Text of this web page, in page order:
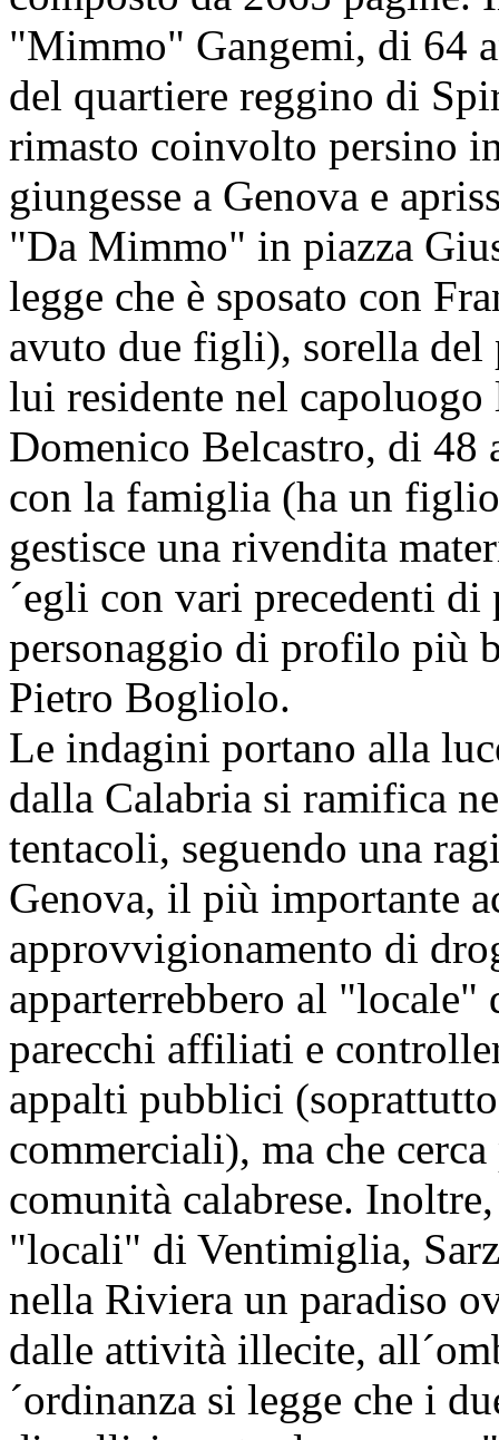
"Mimmo" Gangemi, di 64
del quartiere reggino di
rimasto coinvolto persino
giungesse a Genova e
"Da Mimmo" in piazza
legge che è sposato con
avuto due figli), sorella del
lui residente nel capoluogo
Domenico Belcastro, di 48
con la famiglia (ha un
gestisce una rivendita
´egli con vari precedenti
personaggio di profilo più
Pietro Bogliolo.
Le indagini portano alla
dalla Calabria si ramifica
tentacoli, seguendo una
Genova, il più importante
approvvigionamento di
apparterrebbero al
parecchi affiliati e
appalti pubblici
commerciali), ma che
comunità calabrese.
"locali" di Ventimiglia,
nella Riviera un paradiso
dalle attività illecite,
´ordinanza si legge che i